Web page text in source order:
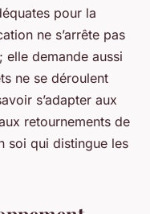
pour la
ne s’arrête pas
elle demande aussi
ne se déroulent
s’adapter aux
retournements de
soi qui distingue les